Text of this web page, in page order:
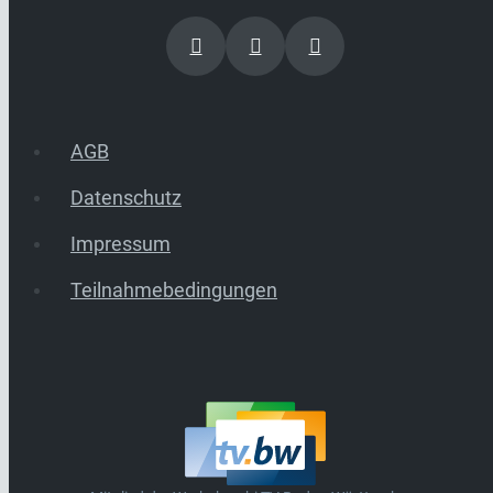
AGB
Datenschutz
Impressum
Teilnahmebedingungen